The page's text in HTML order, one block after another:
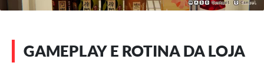
GAMEPLAY E ROTINA DA LOJA